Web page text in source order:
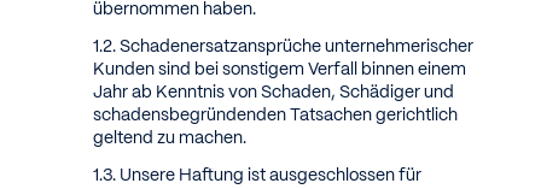
übernommen haben.
Schadenersatzansprüche unternehmerischer
Kunden sind bei sonstigem Verfall binnen einem
Jahr ab Kenntnis von Schaden, Schädiger und
schadensbegründenden Tatsachen gerichtlich
geltend zu machen.
Unsere Haftung ist ausgeschlossen für